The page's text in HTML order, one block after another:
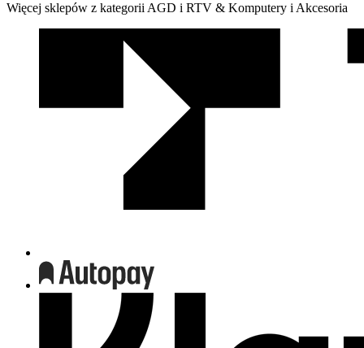
Więcej sklepów z kategorii AGD i RTV & Komputery i Akcesoria